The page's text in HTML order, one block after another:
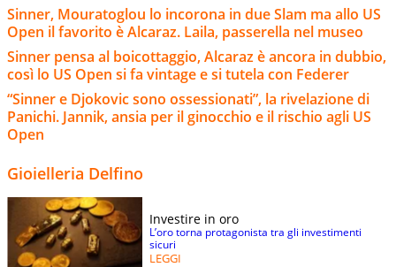
Sinner, Mouratoglou lo incorona in due Slam ma allo US
Open il favorito è Alcaraz. Laila, passerella nel museo
Sinner pensa al boicottaggio, Alcaraz è ancora in dubbio,
così lo US Open si fa vintage e si tutela con Federer
“Sinner e Djokovic sono ossessionati”, la rivelazione di
Panichi. Jannik, ansia per il ginocchio e il rischio agli US
Open
Gioielleria Delfino
Investire in oro
L’oro torna protagonista tra gli investimenti
sicuri
LEGGI